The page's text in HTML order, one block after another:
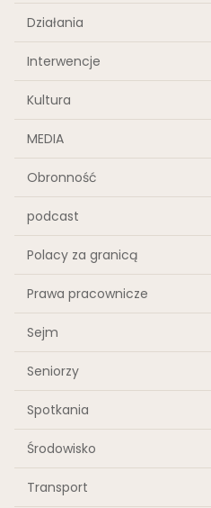
Działania
Interwencje
Kultura
MEDIA
Obronność
podcast
Polacy za granicą
Prawa pracownicze
Sejm
Seniorzy
Spotkania
Środowisko
Transport